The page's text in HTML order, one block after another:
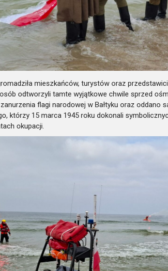
mieszkańców, turystów oraz
odtworzyli tamte wyjątkowe chwile sprzed
flagi narodowej w Bałtyku oraz oddano
którzy 15 marca 1945 roku dokonali
okupacji.